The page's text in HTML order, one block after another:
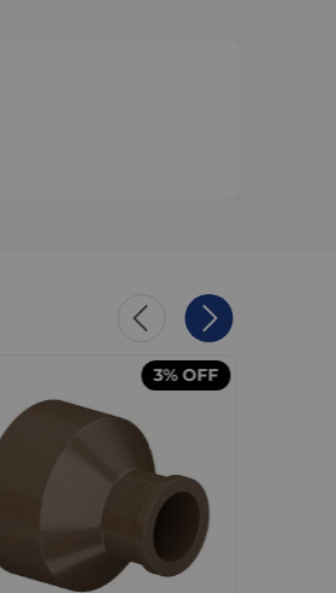
3%OFF